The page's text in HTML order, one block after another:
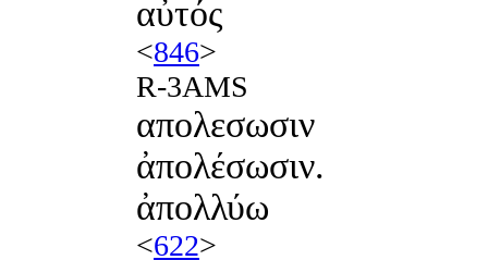
αὐτός
<846>
R-3AMS
απολεσωσιν
ἀπολέσωσιν.
ἀπολλύω
<622>